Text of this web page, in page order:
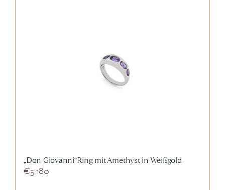
„Don Giovanni“Ring mit Amethyst in Weißgold
€3.180